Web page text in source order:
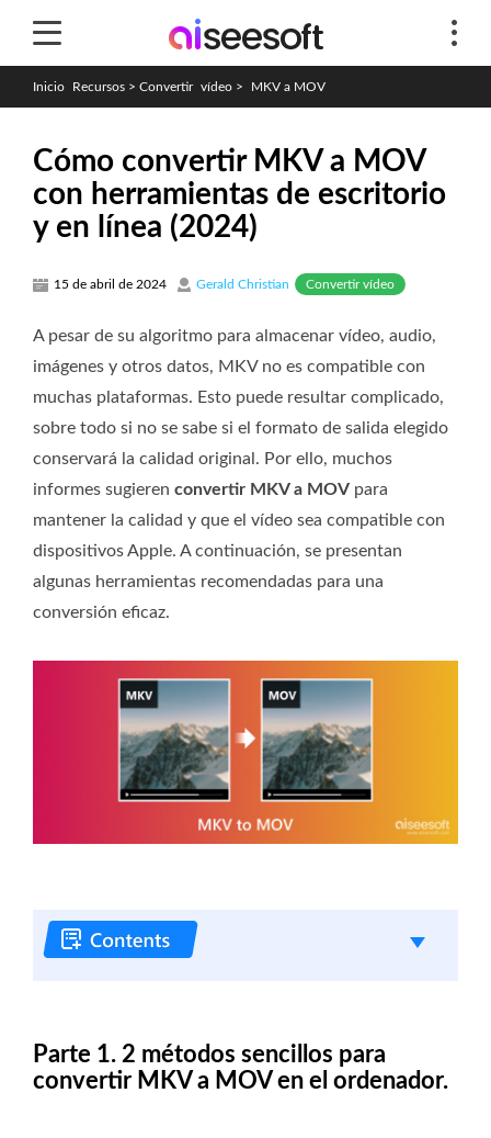
Inicio Recursos > Convertir vídeo > MKV a MOV
Cómo convertir MKV a MOV
con herramientas de escritorio
y en línea (2024)
15 de abril de 2024 Gerald Christian Convertir vídeo
A pesar de su algoritmo para almacenar vídeo, audio,
imágenes y otros datos, MKV no es compatible con
muchas plataformas. Esto puede resultar complicado,
sobre todo si no se sabe si el formato de salida elegido
conservará la calidad original. Por ello, muchos
informes sugieren convertir MKV a MOV para
mantener la calidad y que el vídeo sea compatible con
dispositivos Apple. A continuación, se presentan
algunas herramientas recomendadas para una
conversión eficaz.
Parte 1. 2 métodos sencillos para
convertir MKV a MOV en el ordenador.